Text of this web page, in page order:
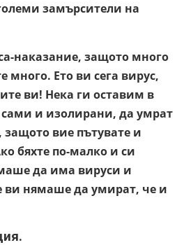
замърсители на
наказание, защото много
много. Ето ви сега вирус,
ви! Нека ги оставим в
и изолирани, да умрат
вие пътувате и
бяхте по-малко и си
да има вируси и
ви нямаше да умират, че и